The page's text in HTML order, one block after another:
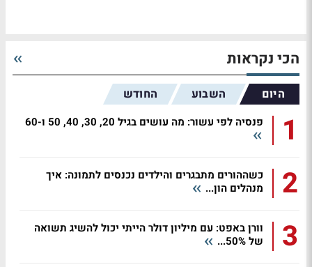
הכי נקראות
היום השבוע החודש
1 פנסיה לפי עשור: מה עושים בגיל 20, 30, 40, 50 ו-60
2
כשההורים מתבגרים והילדים נכנסים לתמונה: איך
מנהלים הון...
3
וורן באפט: עם מיליון דולר הייתי יכול להשיג תשואה
של 50%...